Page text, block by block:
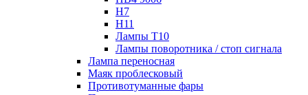
H7
H11
Лампы Т10
Лампы поворотника / стоп сигнала
Лампа переносная
Маяк проблесковый
Противотуманные фары